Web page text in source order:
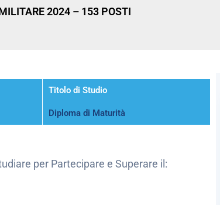
2024 – 153 POSTI
Titolo di Studio
Diploma di Maturità
per Partecipare e Superare il: